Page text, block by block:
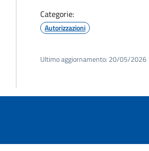
Categorie:
Autorizzazioni
Ultimo aggiornamento: 20/05/2026